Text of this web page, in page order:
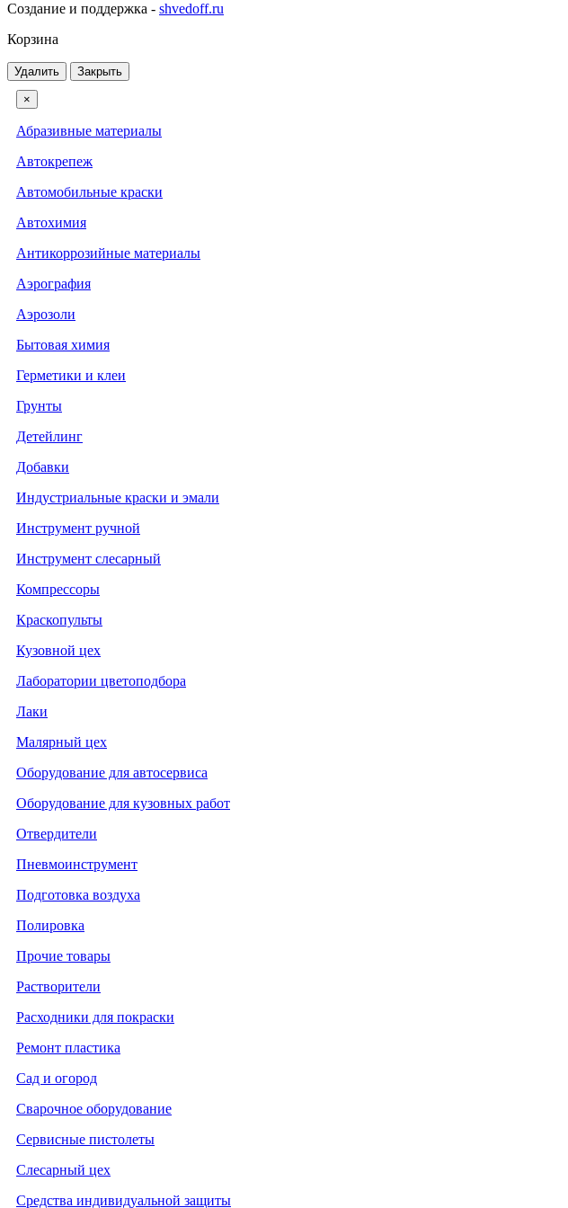
Создание и поддержка - shvedoff.ru
Корзина
Удалить Закрыть
×
Абразивные материалы
Автокрепеж
Автомобильные краски
Автохимия
Антикоррозийные материалы
Аэрография
Аэрозоли
Бытовая химия
Герметики и клеи
Грунты
Детейлинг
Добавки
Индустриальные краски и эмали
Инструмент ручной
Инструмент слесарный
Компрессоры
Краскопульты
Кузовной цех
Лаборатории цветоподбора
Лаки
Малярный цех
Оборудование для автосервиса
Оборудование для кузовных работ
Отвердители
Пневмоинструмент
Подготовка воздуха
Полировка
Прочие товары
Растворители
Расходники для покраски
Ремонт пластика
Сад и огород
Сварочное оборудование
Сервисные пистолеты
Слесарный цех
Средства индивидуальной защиты